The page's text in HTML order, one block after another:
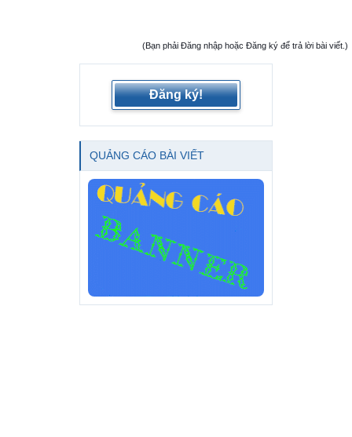
(Bạn phải Đăng nhập hoặc Đăng ký để trả lời bài viết.)
Đăng ký!
QUẢNG CÁO BÀI VIẾT